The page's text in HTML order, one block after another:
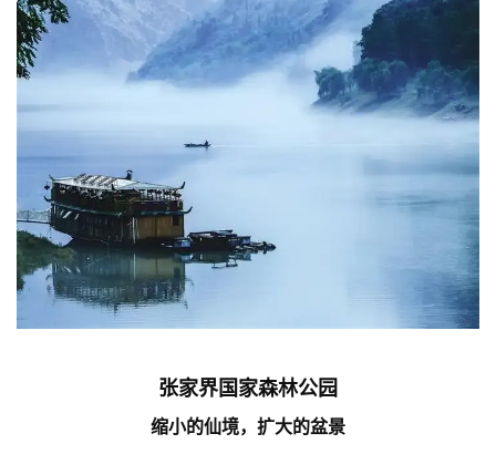
张家界国家森林公园
缩小的仙境，扩大的盆景